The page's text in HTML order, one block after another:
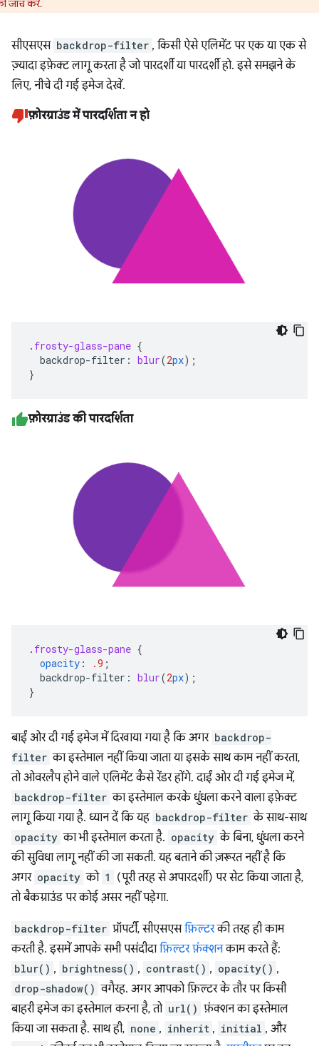
जांच करें.
सीएसएस backdrop-filter , किसी ऐसे एलिमेंट पर एक या एक से
ज़्यादा इफ़ेक्ट लागू करता है जो पारदर्शी या पारदर्शी हो. इसे समझने के
लिए, नीचे दी गई इमेज देखें.
फ़ोरग्राउंड में पारदर्शिता न हो
. frosty-glass-pane {
backdrop-filter : blur(2px);
}
फ़ोरग्राउंड की पारदर्शिता
. frosty-glass-pane {
opacity : .9 ;
backdrop-filter : blur(2px);
}
बाईं ओर दी गई इमेज में दिखाया गया है कि अगर backdrop-
filter का इस्तेमाल नहीं किया जाता या इसके साथ काम नहीं करता,
तो ओवरलैप होने वाले एलिमेंट कैसे रेंडर होंगे. दाईं ओर दी गई इमेज में,
backdrop-filter का इस्तेमाल करके धुंधला करने वाला इफ़ेक्ट
लागू किया गया है. ध्यान दें कि यह backdrop-filter के साथ-साथ
opacity का भी इस्तेमाल करता है. opacity के बिना, धुंधला करने
की सुविधा लागू नहीं की जा सकती. यह बताने की ज़रूरत नहीं है कि
अगर opacity को 1
(पूरी तरह से अपारदर्शी) पर सेट किया जाता है,
तो बैकग्राउंड पर कोई असर नहीं पड़ेगा.
backdrop-filter प्रॉपर्टी, सीएसएसफ़िल्टरकी तरह ही काम
करती है. इसमें आपके सभी पसंदीदाफ़िल्टर फ़ंक्शनकाम करते हैं:
blur() , brightness() , contrast() , opacity() ,
drop-shadow() वगैरह. अगर आपको फ़िल्टर के तौर पर किसी
बाहरी इमेज का इस्तेमाल करना है, तो url() फ़ंक्शन का इस्तेमाल
किया जा सकता है. साथ ही, none , inherit , initial , और